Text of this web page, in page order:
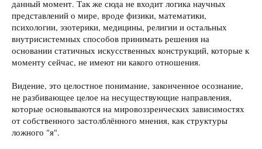
данный момент. Так же сюда не входит логика научных
представлений о мире, вроде физики, математики,
психологии, эзотерики, медицины, религии и остальных
внутрисистемных способов принимать решения на
основании статичных искусственных конструкций, которые к
моменту сейчас, не имеют ни какого отношения.
Видение, это целостное понимание, законченное осознание,
не разбивающее целое на несуществующие направления,
которые основываются на мировоззренческих зависимостях
от собственного застолблённого мнения, как структуры
ложного "я".